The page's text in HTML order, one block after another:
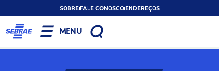
SOBREFALE CONOSCOENDEREÇOS
MENU